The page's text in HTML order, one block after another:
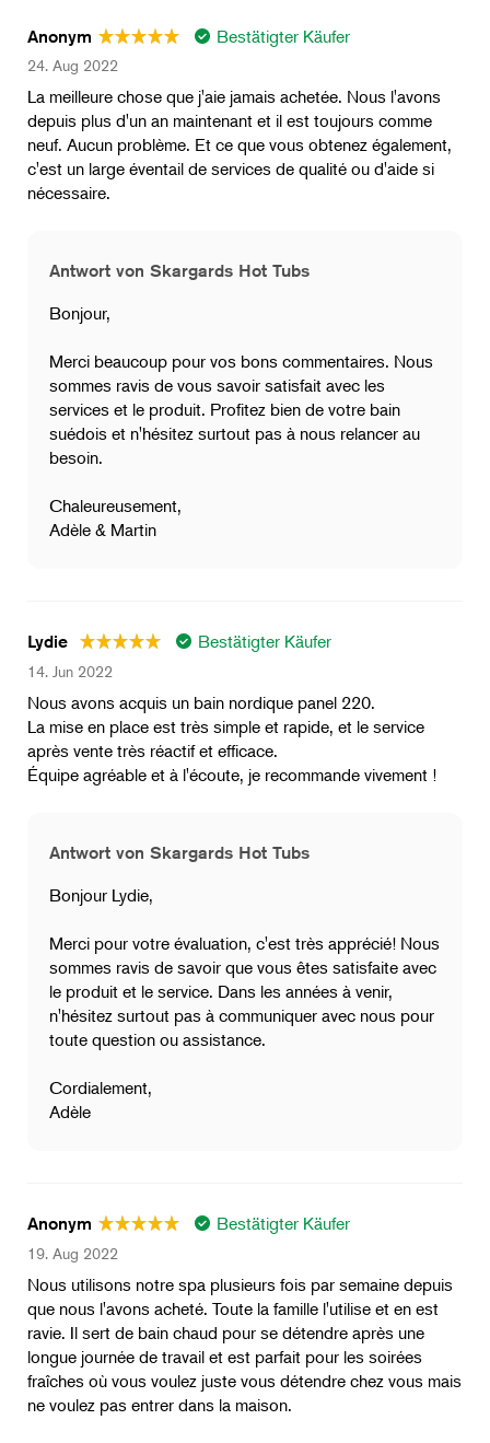
Anonym Bestätigter Käufer
24. Aug 2022
La meilleure chose que j'aie jamais achetée. Nous l'avons
depuis plus d'un an maintenant et il est toujours comme
neuf. Aucun problème. Et ce que vous obtenez également,
c'est un large éventail de services de qualité ou d'aide si
nécessaire.
Antwort von Skargards Hot Tubs
Bonjour,
Merci beaucoup pour vos bons commentaires. Nous
sommes ravis de vous savoir satisfait avec les
services et le produit. Profitez bien de votre bain
suédois et n'hésitez surtout pas à nous relancer au
besoin.
Chaleureusement,
Adèle & Martin
Lydie Bestätigter Käufer
14. Jun 2022
Nous avons acquis un bain nordique panel 220.
La mise en place est très simple et rapide, et le service
après vente très réactif et efficace.
Équipe agréable et à l'écoute, je recommande vivement !
Antwort von Skargards Hot Tubs
Bonjour Lydie,
Merci pour votre évaluation, c'est très apprécié! Nous
sommes ravis de savoir que vous êtes satisfaite avec
le produit et le service. Dans les années à venir,
n'hésitez surtout pas à communiquer avec nous pour
toute question ou assistance.
Cordialement,
Adèle
Anonym Bestätigter Käufer
19. Aug 2022
Nous utilisons notre spa plusieurs fois par semaine depuis
que nous l'avons acheté. Toute la famille l'utilise et en est
ravie. Il sert de bain chaud pour se détendre après une
longue journée de travail et est parfait pour les soirées
fraîches où vous voulez juste vous détendre chez vous mais
ne voulez pas entrer dans la maison.